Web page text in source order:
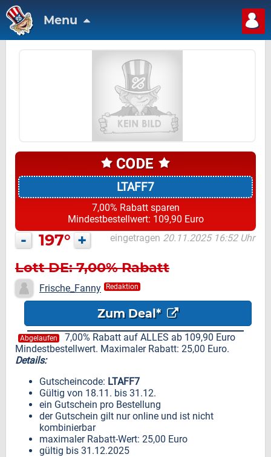
Menu
LTAFF7
7,00% Rabatt sparen
Mindestbestellwert: 109,90 Euro
- 197° + eingetragen 20.11.2025 16:52 Uhr
Lott DE: 7,00% Rabatt
Frische_Fanny Redaktion
Zum Deal*
Abgelaufen
7,00% Rabatt auf ALLES ab 109,90 Euro
Mindestbestellwert. Maximaler Rabatt: 25,00 Euro.
Details:
Gutscheincode: LTAFF7
Gültig von 18.11. bis 31.12.
ein Gutschein pro Bestellung
der Gutschein gilt nur online und ist nicht
kombinierbar
maximaler Rabatt-Wert: 25,00 Euro
gültig bis 31.12.2025